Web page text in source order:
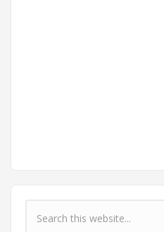
Форма поиска